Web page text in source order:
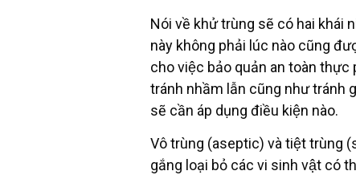
Nói về khử trùng sẽ có hai khái
này không phải lúc nào cũng
cho việc bảo quản an toàn thực
tránh nhầm lẫn cũng như tránh
sẽ cần áp dụng điều kiện nào.
Vô trùng (aseptic) và tiệt trùng
gắng loại bỏ các vi sinh vật có